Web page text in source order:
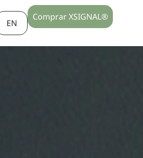
EN
Comprar XSIGNAL®